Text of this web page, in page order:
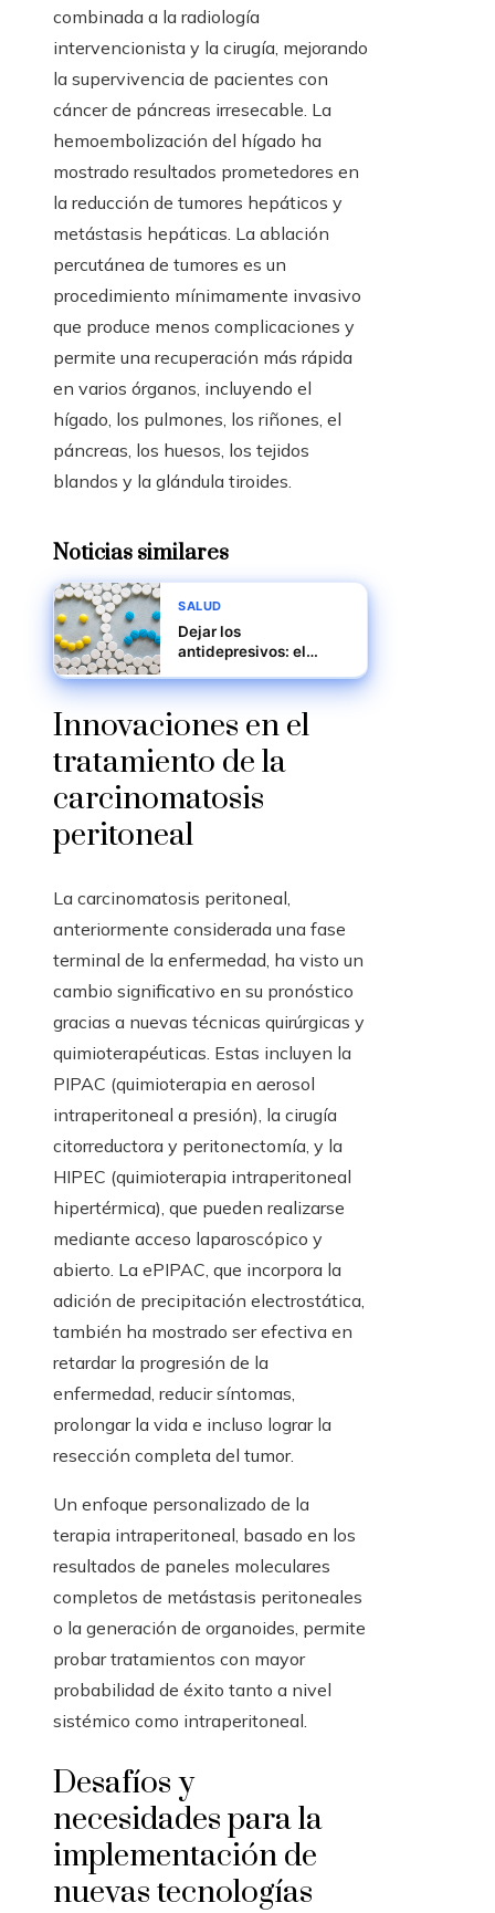
combinada a la radiología
intervencionista y la cirugía, mejorando
la supervivencia de pacientes con
cáncer de páncreas irresecable. La
hemoembolización del hígado ha
mostrado resultados prometedores en
la reducción de tumores hepáticos y
metástasis hepáticas. La ablación
percutánea de tumores es un
procedimiento mínimamente invasivo
que produce menos complicaciones y
permite una recuperación más rápida
en varios órganos, incluyendo el
hígado, los pulmones, los riñones, el
páncreas, los huesos, los tejidos
blandos y la glándula tiroides.
Noticias similares
SALUD
Dejar los
antidepresivos: el
aconseja un proceso
Innovaciones en el
tratamiento de la
carcinomatosis
peritoneal
La carcinomatosis peritoneal,
anteriormente considerada una fase
terminal de la enfermedad, ha visto un
cambio significativo en su pronóstico
gracias a nuevas técnicas quirúrgicas y
quimioterapéuticas. Estas incluyen la
PIPAC (quimioterapia en aerosol
intraperitoneal a presión), la cirugía
citorreductora y peritonectomía, y la
HIPEC (quimioterapia intraperitoneal
hipertérmica), que pueden realizarse
mediante acceso laparoscópico y
abierto. La ePIPAC, que incorpora la
adición de precipitación electrostática,
también ha mostrado ser efectiva en
retardar la progresión de la
enfermedad, reducir síntomas,
prolongar la vida e incluso lograr la
resección completa del tumor.
Un enfoque personalizado de la
terapia intraperitoneal, basado en los
resultados de paneles moleculares
completos de metástasis peritoneales
o la generación de organoides, permite
probar tratamientos con mayor
probabilidad de éxito tanto a nivel
sistémico como intraperitoneal.
Desafíos y
necesidades para la
implementación de
nuevas tecnologías